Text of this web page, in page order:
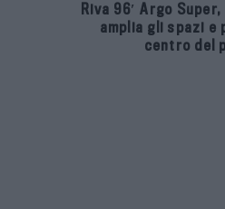
Riva 96′ Argo
amplia gli spazi e
centro del